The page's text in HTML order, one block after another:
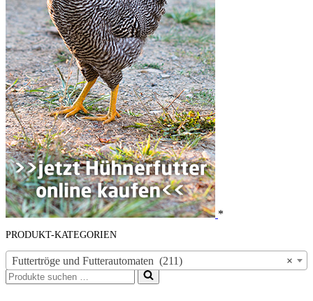
*
PRODUKT-KATEGORIEN
×
Futtertröge und Futterautomaten (211)
Suchen
nach …